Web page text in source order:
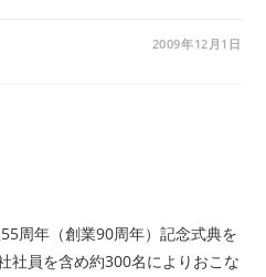
2009年12月1日
周年（創業90周年）記念式典を
社員を含め約300名によりおこな